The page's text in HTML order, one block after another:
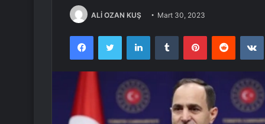
ALİ OZAN KUŞ Mart 30, 2023
FacebookTwitter LinkedInTumblr PinterestReddit